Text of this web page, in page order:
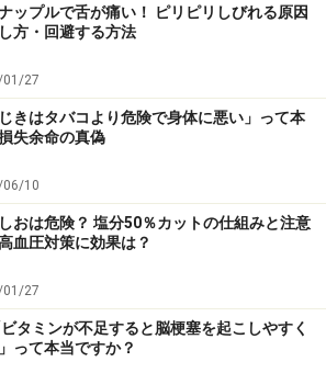
あれば、ほとんどの家庭に常備して
れに玉ねぎやパセリ、ピーマンのみ
ればオシャレなドレッシングの出来
作るのも大変である場合は、市販の
を加えて味を薄めて使うのもよいと
食生活なら健康的」は正し
ップルで舌が痛い！ ピリピリしびれる原因
方・回避する方法
01/27
じきはタバコより危険で身体に悪い」って本
失余命の真偽
06/10
おは危険？ 塩分50％カットの仕組みと注意
血圧対策に効果は？
01/27
タミンが不足すると脳梗塞を起こしやすく
って本当ですか？